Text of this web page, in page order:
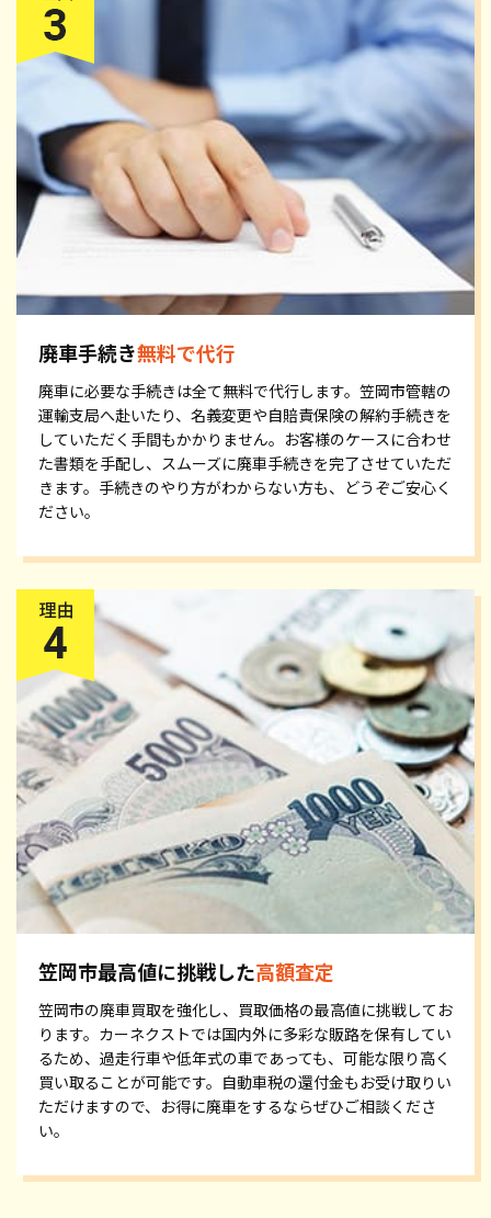
廃車手続き無料で代行
廃車に必要な手続きは全て無料で代行します。笠岡市管轄の
運輸支局へ赴いたり、名義変更や自賠責保険の解約手続きを
していただく手間もかかりません。お客様のケースに合わせ
た書類を手配し、スムーズに廃車手続きを完了させていただ
きます。手続きのやり方がわからない方も、どうぞご安心く
ださい。
笠岡市最高値に挑戦した高額査定
笠岡市の廃車買取を強化し、買取価格の最高値に挑戦してお
ります。カーネクストでは国内外に多彩な販路を保有してい
るため、過走行車や低年式の車であっても、可能な限り高く
買い取ることが可能です。自動車税の還付金もお受け取りい
ただけますので、お得に廃車をするならぜひご相談くださ
い。